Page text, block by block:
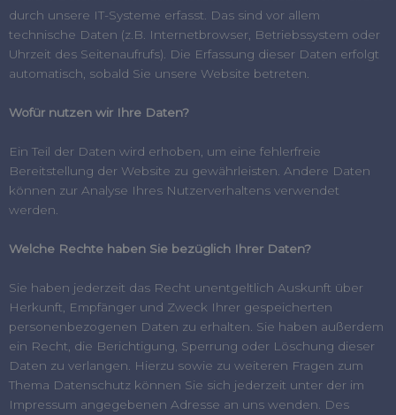
durch unsere IT-Systeme erfasst. Das sind vor allem
technische Daten (z.B. Internetbrowser, Betriebssystem oder
Uhrzeit des Seitenaufrufs). Die Erfassung dieser Daten erfolgt
automatisch, sobald Sie unsere Website betreten.
Wofür nutzen wir Ihre Daten?
Ein Teil der Daten wird erhoben, um eine fehlerfreie
Bereitstellung der Website zu gewährleisten. Andere Daten
können zur Analyse Ihres Nutzerverhaltens verwendet
werden.
Welche Rechte haben Sie bezüglich Ihrer Daten?
Sie haben jederzeit das Recht unentgeltlich Auskunft über
Herkunft, Empfänger und Zweck Ihrer gespeicherten
personenbezogenen Daten zu erhalten. Sie haben außerdem
ein Recht, die Berichtigung, Sperrung oder Löschung dieser
Daten zu verlangen. Hierzu sowie zu weiteren Fragen zum
Thema Datenschutz können Sie sich jederzeit unter der im
Impressum angegebenen Adresse an uns wenden. Des